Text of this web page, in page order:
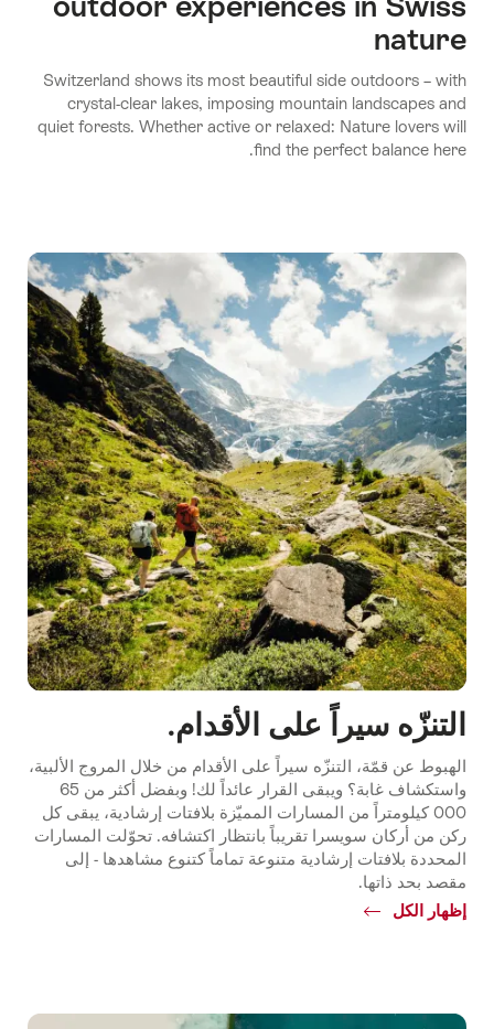
nature
Switzerland shows its most beautiful side outdoors – with
crystal-clear lakes, imposing mountain landscapes and
quiet forests. Whether active or relaxed: Nature lovers will
find the perfect balance here.
التنزّه سيراً على الأقدام.
الهبوط عن قمّة، التنزّه سيراً على الأقدام من خلال المروج الألبية،
واستكشاف غابة؟ ويبقى القرار عائداً لك! وبفضل أكثر من 65
000 كيلومتراً من المسارات المميّزة بلافتات إرشادية، يبقى كل
ركن من أركان سويسرا تقريباً بانتظار اكتشافه. تحوّلت المسارات
المحددة بلافتات إرشادية متنوعة تماماً كتنوع مشاهدها - إلى
مقصد بحد ذاتها.
إظهار الكلCommon.Of